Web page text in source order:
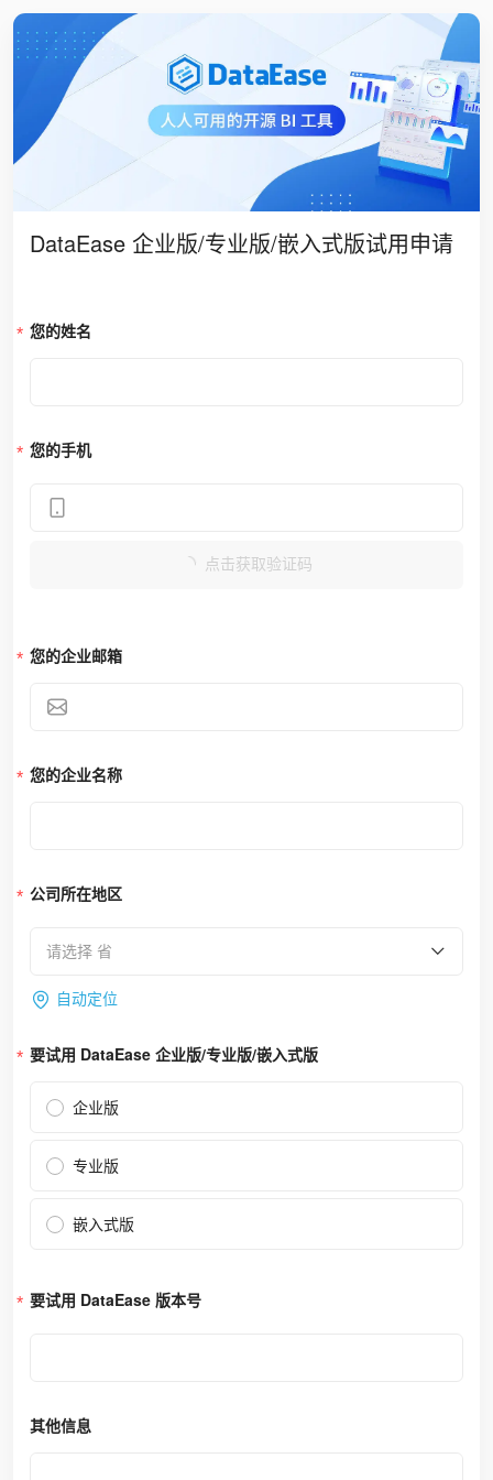
DataEase 企业版/专业版/嵌入式版试用申请
您的姓名
您的手机
点击获取验证码
您的企业邮箱
您的企业名称
公司所在地区
请选择 省
自动定位
要试用 DataEase 企业版/专业版/嵌入式版
企业版
专业版
嵌入式版
要试用 DataEase 版本号
其他信息